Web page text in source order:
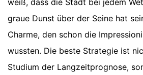
graue Dunst über der Seine hat
Charme, den schon die
wussten. Die beste Strategie ist
Studium der Langzeitprognose,